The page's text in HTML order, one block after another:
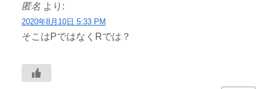
匿名 より:
2020年8月10日 5:33 PM
そこはPではなくRでは？